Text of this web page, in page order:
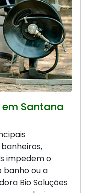
Santana
impedem o
banho ou a
Bio Soluções